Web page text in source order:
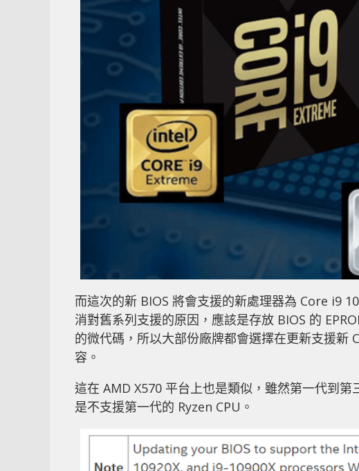
而這次的新 BIOS 將會支援的新處理器為 Core i9
消對舊系列支援的原因，應該是存放 BIOS 的
的微代碼，所以大部份廠牌都會選擇在更新支援新
容。
這在 AMD X570 平台上也是類似，雖然第一代到
是不支援第一代的 Ryzen CPU。